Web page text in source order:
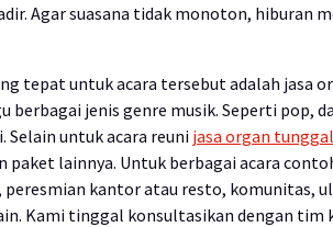
Agar suasana tidak monoton, hiburan
tepat untuk acara tersebut adalah jasa
berbagai jenis genre musik. Seperti pop,
Selain untuk acara reuni jasa organ tunggal
paket lainnya. Untuk berbagai acara
kantor atau resto, komunitas,
Kami tinggal konsultasikan dengan tim